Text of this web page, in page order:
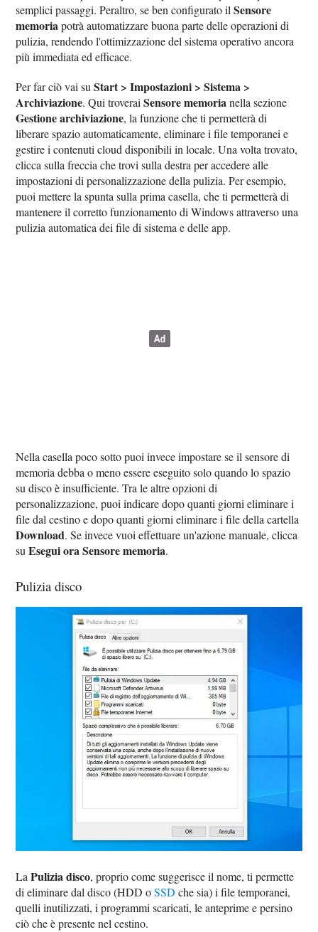
semplici passaggi. Peraltro, se ben configurato ilSensore
memoriapotrà automatizzare buona parte delle operazioni di
pulizia, rendendo l'ottimizzazione del sistema operativo ancora
più immediata ed efficace.
Per far ciò vai suStart > Impostazioni > Sistema >
Archiviazione. Qui troveraiSensore memorianella sezione
Gestione archiviazione, la funzione che ti permetterà di
liberare spazio automaticamente, eliminare i file temporanei e
gestire i contenuti cloud disponibili in locale. Una volta trovato,
clicca sulla freccia che trovi sulla destra per accedere alle
impostazioni di personalizzazione della pulizia. Per esempio,
puoi mettere la spunta sulla prima casella, che ti permetterà di
mantenere il corretto funzionamento di Windows attraverso una
pulizia automatica dei file di sistema e delle app.
Nella casella poco sotto puoi invece impostare se il sensore di
memoria debba o meno essere eseguito solo quando lo spazio
su disco è insufficiente. Tra le altre opzioni di
personalizzazione, puoi indicare dopo quanti giorni eliminare i
file dal cestino e dopo quanti giorni eliminare i file della cartella
Download. Se invece vuoi effettuare un'azione manuale, clicca
suEsegui ora Sensore memoria.
Pulizia disco
LaPulizia disco, proprio come suggerisce il nome, ti permette
di eliminare dal disco (HDD oSSD che sia) i file temporanei,
quelli inutilizzati, i programmi scaricati, le anteprime e persino
ciò che è presente nel cestino.